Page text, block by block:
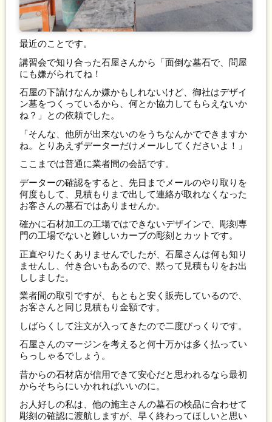
最近のことです。
講習会で知り合った石屋さんから「面倒な墓石で、問屋
にも嫌がられてね！
石屋の下請けなんか嫌かもしれないけど、御社はデザイ
ン墓をつくっているから、何とか協力してもらえないか
ね？」との依頼でした。
「そんな、他所が出来ないのをうちなんかでできますか
ね。とりあえずデーターだけメールしてくださいよ！」
ここまでは普通に業者間の会話です。
データーの確認をすると、先日までメールのやり取りを
何度もして、見積もりまで出して連絡が取れなくなった
お客さんの墓石ではありませんか。
確かに石材加工の工場ではできないデザインで、彫刻専
門の工場でないと難しいカーブの彫刻とカットです。
正直やりたくありませんでしたが、石屋さんは何も知り
ませんし、付き合いもあるので、黙って見積もりをお出
ししました。
業者間の取引ですが、もともと安く販売しているので、
お客さんと同じ見積もり金額です。
しばらくして注文が入ってきたので二度びっくりです。
石屋さんのマージンを考えると何十万かは多く払ってい
らっしゃるでしょう。
昔からの石材店が信用できて安心だと思われるなら最初
からそちらにいかれればいいのに。
お人好しの私は、他の施主さんの墓石の検品に合わせて
彫刻の確認に渡航しますが、早く終わってほしいと思い